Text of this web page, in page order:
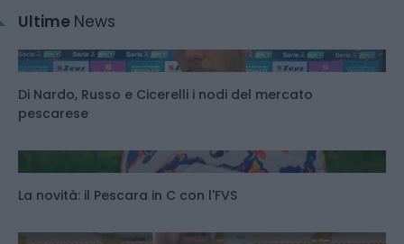
Ultime News
Di Nardo, Russo e Cicerelli i nodi del mercato
pescarese
La novità: il Pescara in C con l'FVS